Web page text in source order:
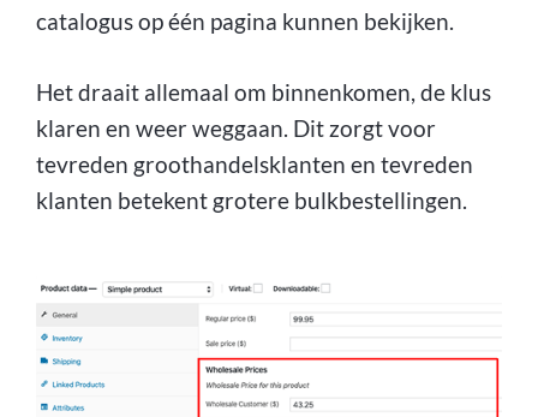
catalogus op één pagina kunnen bekijken.
Het draait allemaal om binnenkomen, de klus
klaren en weer weggaan. Dit zorgt voor
tevreden groothandelsklanten en tevreden
klanten betekent grotere bulkbestellingen.